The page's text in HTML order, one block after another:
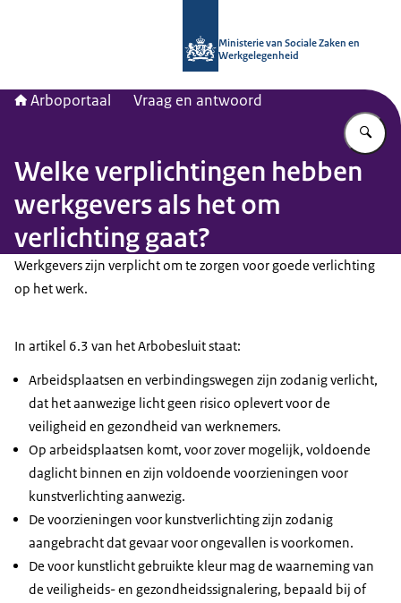
Ministerie van Sociale Zaken en
Werkgelegenheid
Arboportaal Vraag en antwoord
Welke verplichtingen hebben
werkgevers als het om
verlichting gaat?
Werkgevers zijn verplicht om te zorgen voor goede verlichting
op het werk.
In artikel 6.3 van het Arbobesluit staat:
Arbeidsplaatsen en verbindingswegen zijn zodanig verlicht,
dat het aanwezige licht geen risico oplevert voor de
veiligheid en gezondheid van werknemers.
Op arbeidsplaatsen komt, voor zover mogelijk, voldoende
daglicht binnen en zijn voldoende voorzieningen voor
kunstverlichting aanwezig.
De voorzieningen voor kunstverlichting zijn zodanig
aangebracht dat gevaar voor ongevallen is voorkomen.
De voor kunstlicht gebruikte kleur mag de waarneming van
de veiligheids- en gezondheidssignalering, bepaald bij of